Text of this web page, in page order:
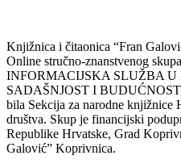
Knjižnica i čitaonica “Fran
Online stručno-znanstvenog
INFORMACIJSKA SLUŽBA
SADAŠNJOST I
bila Sekcija za narodne knjižnice
društva. Skup je financijski
Republike Hrvatske, Grad
Galović” Koprivnica.